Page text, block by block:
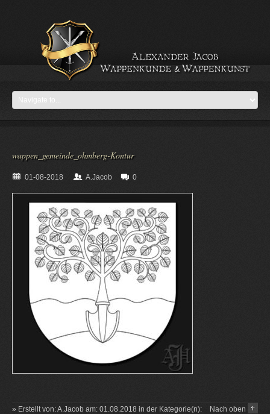
wappen_gemeinde_ohmberg-Kontur
01-08-2018 A.Jacob 0
Nach oben
» Erstellt von: A.Jacob am: 01.08.2018 in der Kategorie(n):